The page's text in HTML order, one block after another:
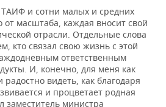
и сотни малых и средних
масштаба, каждая вносит свой
отрасли. Отдельные слова
кто связал свою жизнь с этой
ответственным
И, конечно, для меня как
видеть, как благодаря
и процветает родная
заместитель министра